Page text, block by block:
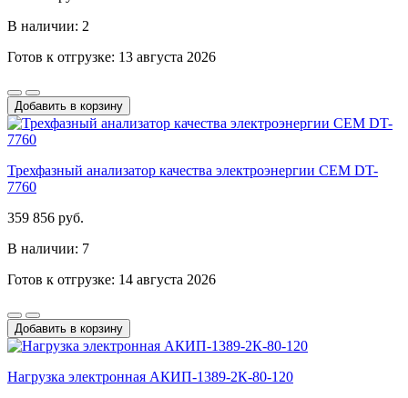
В наличии: 2
Готов к отгрузке: 13 августа 2026
Добавить в корзину
Трехфазный анализатор качества электроэнергии CEM DT-
7760
359 856 руб.
В наличии: 7
Готов к отгрузке: 14 августа 2026
Добавить в корзину
Нагрузка электронная АКИП-1389-2К-80-120